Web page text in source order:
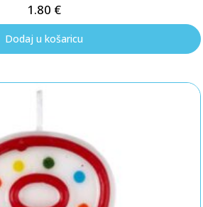
1.80 €
Dodaj u košaricu